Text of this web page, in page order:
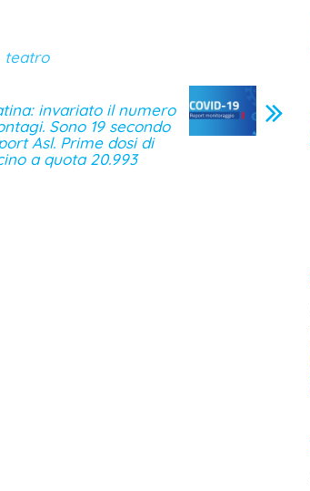
teatro
invariato il numero
Sono 19 secondo
Asl. Prime dosi di
a quota 20.993